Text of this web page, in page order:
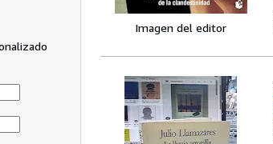
Imagen del editor